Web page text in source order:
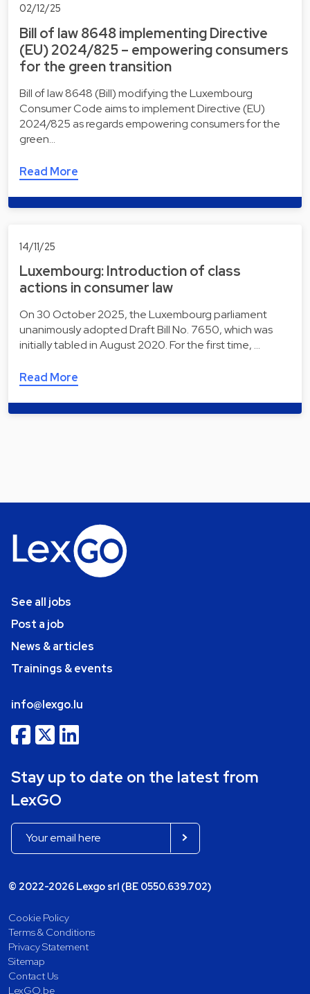
02/12/25
Bill of law 8648 implementing Directive
(EU) 2024/825 – empowering consumers
for the green transition
Bill of law 8648 (Bill) modifying the Luxembourg
Consumer Code aims to implement Directive (EU)
2024/825 as regards empowering consumers for the
green…
Read More
14/11/25
Luxembourg: Introduction of class
actions in consumer law
On 30 October 2025, the Luxembourg parliament
unanimously adopted Draft Bill No. 7650, which was
initially tabled in August 2020. For the first time, …
Read More
See all jobs
Post a job
News & articles
Trainings & events
info@lexgo.lu
Stay up to date on the latest from
LexGO
© 2022-2026 Lexgo srl (BE 0550.639.702)
Cookie Policy
Terms & Conditions
Privacy Statement
Sitemap
Contact Us
LexGO.be